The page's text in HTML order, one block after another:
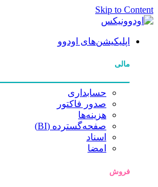
Skip to Content
اپلیکیشن‌های اودوو
مالی
حسابداری
صدور فاکتور
هزینه‌ها
صفحه‌گسترده (BI)
اسناد
امضا
فروش